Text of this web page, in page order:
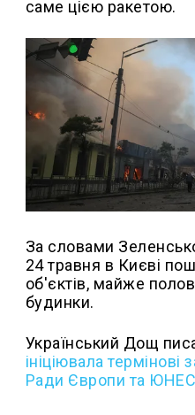
саме цією ракетою.
За словами
24 травня в Києві
об'єктів, майже
будинки.
Український Дощ
ініціювала
Ради Європи та